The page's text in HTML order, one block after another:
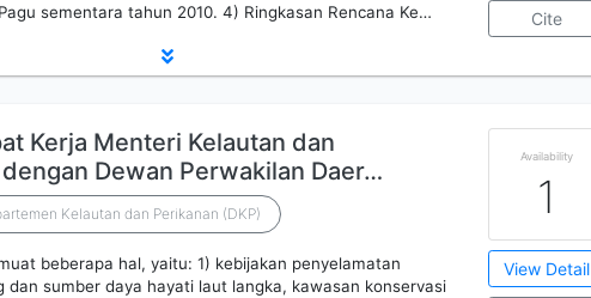
sementara tahun 2010. 4) Ringkasan Rencana Ke…
Cite
Kerja Menteri Kelautan dan
Dewan Perwakilan Daer…
Kelautan dan Perikanan (DKP)
beberapa hal, yaitu: 1) kebijakan penyelamatan
dan sumber daya hayati laut langka, kawasan konservasi
Availability
1
View Detail